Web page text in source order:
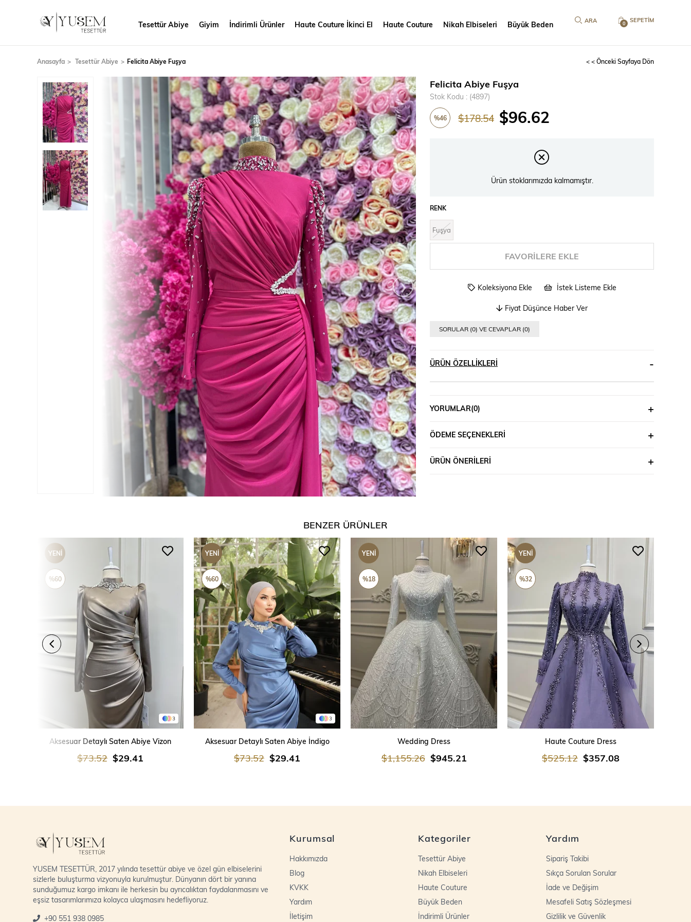
SEPETIM
0
Tesettür Abiye Giyim İndirimli Ürünler Haute Couture İkinci El Haute Couture Nikah Elbiseleri Büyük Beden
Anasayfa Tesettür Abiye Felicita Abiye Fuşya < < Önceki Sayfaya Dön
›
Felicita Abiye Fuşya
Stok Kodu (4897)
%46 $178.54 $96.62
Ürün stoklarımızda kalmamıştır.
RENK
Fuşya
FAVORILERE EKLE
Koleksiyona Ekle İstek Listeme Ekle
Fiyat Düşünce Haber Ver
SORULAR (0) VE CEVAPLAR (0)
ÜRÜN ÖZELLIKLERI
YORUMLAR(0)
ÖDEME SEÇENEKLERI
ÜRÜN ÖNERILERI
BENZER ÜRÜNLER
3
Aksesuar Detaylı Saten Abiye Vizon
$29.41
$73.52
YENI
ÜRÜN
%60
3
Aksesuar Detaylı Saten Abiye İndigo
$29.41
$73.52
YENI
ÜRÜN
%60
Wedding Dress
$945.21
$1,155.26
YENI
ÜRÜN
%18
Haute Couture Dress
$357.08
$525.12
YENI
ÜRÜN
%32
YUSEM TESETTÜR, 2017 yılında tesettür abiye ve özel gün elbiselerini
sizlerle buluşturma vizyonuyla kurulmuştur. Dünyanın dört bir yanına
sunduğumuz kargo imkanı ile herkesin bu ayrıcalıktan faydalanmasını ve
eşsiz tasarımlarımıza kolayca ulaşmasını hedefliyoruz.
+90 551 938 0985
Kurumsal
Hakkımızda
Blog
KVKK
Yardım
İletişim
Kategoriler
Tesettür Abiye
Nikah Elbiseleri
Haute Couture
Büyük Beden
İndirimli Ürünler
Yardım
Sipariş Takibi
Sıkça Sorulan Sorular
İade ve Değişim
Mesafeli Satış Sözleşmesi
Gizlilik ve Güvenlik